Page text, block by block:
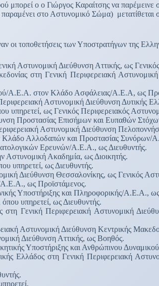
μπορεί ο ο Γιώργος Καραίτσης να
στο Αστυνομικό Σώμα)
οι τοποθετήσεις των Υποστρατήγων της
Διεύθυνση Αττικής, ως Γενικός
στη Γενική Περιφερειακή
Α.Ε.Α. στον Κλάδο Ασφάλειας/Α.Ε.Α, ως
Αστυνομική Διεύθυνση Δυτικής
ως Γενικός Περιφερειακός
Προστασίας Επισήμων και Ευπαθών
Αστυνομική Διεύθυνση
Αλλοδαπών και Προστασίας Συνόρων/
Ερευνών/Α.Ε.Α., ως Διευθυντής.
Ακαδημία, ως Διοικητής.
υπηρετεί, ως Διευθυντής.
Διεύθυνση Θεσσαλονίκης, ως Γενικός
ως Προϊστάμενος.
Υποστήριξης και Πληροφορικής/Α.Ε.Α.,
υπηρετεί, ως Διευθυντής.
Περιφερειακή Αστυνομική
Διεύθυνση Κεντρικής
Διεύθυνση Αττικής, ως Βοηθός.
Υποστήριξης και Ανθρώπινου
στη Γενική Περιφερειακή